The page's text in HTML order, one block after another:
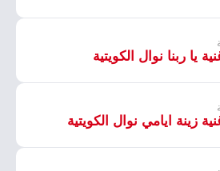
يا ربنا نوال الكويتية
زينة ايامي نوال الكويتية